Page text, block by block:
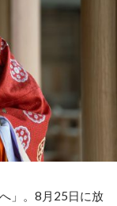
」。8月25日に放